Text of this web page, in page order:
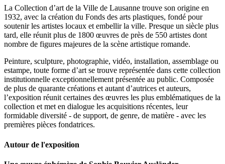
La Collection d’art de la Ville de Lausanne trouve son origine en
1932, avec la création du Fonds des arts plastiques, fondé pour
soutenir les artistes locaux et embellir la ville. Presque un siècle plus
tard, elle réunit plus de 1800 œuvres de près de 550 artistes dont
nombre de figures majeures de la scène artistique romande.
Peinture, sculpture, photographie, vidéo, installation, assemblage ou
estampe, toute forme d’art se trouve représentée dans cette collection
institutionnelle exceptionnellement présentée au public. Composée
de plus de quarante créations et autant d’autrices et auteurs,
l’exposition réunit certaines des œuvres les plus emblématiques de la
collection et met en dialogue les acquisitions récentes, leur
formidable diversité - de support, de genre, de matière - avec les
premières pièces fondatrices.
Autour de l'exposition